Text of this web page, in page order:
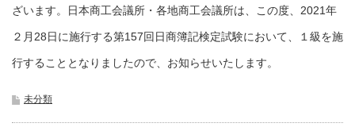
ざいます。日本商工会議所・各地商工会議所は、この度、2021年
２月28日に施行する第157回日商簿記検定試験において、１級を施
行することとなりましたので、お知らせいたします。
未分類